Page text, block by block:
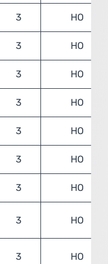
3 НО
3 НО
3 НО
3 НО
3 НО
3 НО
3 НО
3 НО
3 НО